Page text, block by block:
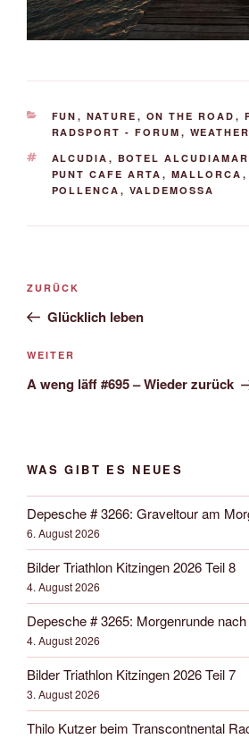
KATEGORIEN
FUN , NATURE , ON THE ROAD ,
RADSPORT - FORUM , WEATHER
SCHLAGWÖRTER
ALCUDIA , BOTEL ALCUDIAMAR
PUNT CAFE ARTA , MALLORCA ,
POLLENCA , VALDEMOSSA
Beitrags-
Vorheriger
Beitrag
ZURÜCK
Glücklich leben
Nächster
Beitrag
WEITER
A weng läff #695 – Wieder zurück
WAS GIBT ES NEUES
Depesche # 3266: Graveltour am
6. August 2026
Bilder Triathlon Kitzingen 2026 Teil 8
4. August 2026
Depesche # 3265: Morgenrunde
4. August 2026
Bilder Triathlon Kitzingen 2026 Teil 7
3. August 2026
Thilo Kutzer beim Transcontnental